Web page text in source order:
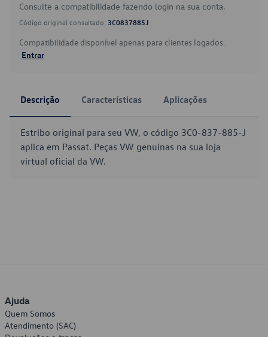
Consulte a compatibilidade fazendo login na sua conta.
Código original consultado: 3C0837885J
Compatibilidade disponível apenas para clientes logados.
Entrar
Descrição Características Aplicações
Estribo original para seu VW, o código 3C0-837-885-J
aplica em Passat. Peças VW genuínas na sua loja
virtual oficial da VW.
Ajuda
Quem Somos
Atendimento (SAC)